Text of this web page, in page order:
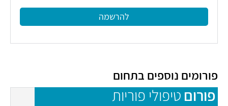
להרשמה
פורומים נוספים בתחום
פורום טיפולי פוריות